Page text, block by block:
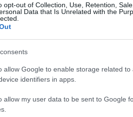
opt-out of Collection, Use, Retention,
Data that Is Unrelated with the
allow Google to enable storage related
identifiers in apps.
allow my user data to be sent to Google